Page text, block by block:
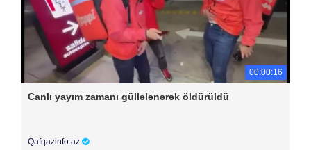
00:00:16
Canlı yayım zamanı güllələnərək öldürüldü
Qafqazinfo.az